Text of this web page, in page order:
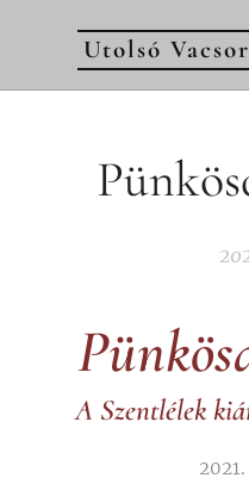
Utolsó
A Szentlélek